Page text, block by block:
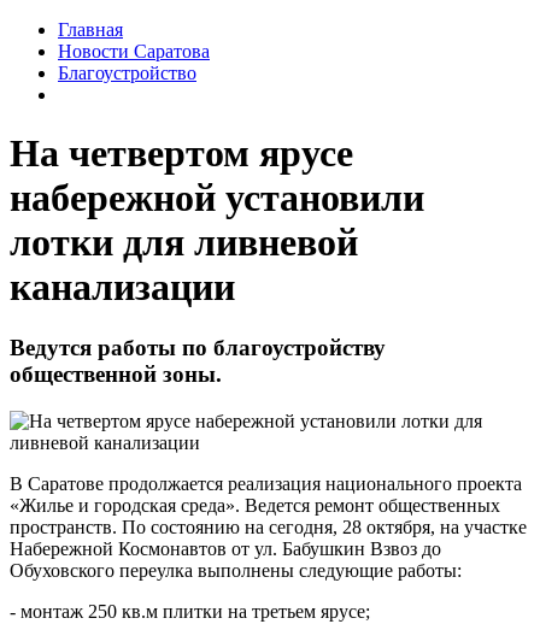
Главная
Новости Саратова
Благоустройство
На четвертом ярусе
набережной установили
лотки для ливневой
канализации
Ведутся работы по благоустройству
общественной зоны.
В Саратове продолжается реализация национального проекта
«Жилье и городская среда». Ведется ремонт общественных
пространств. По состоянию на сегодня, 28 октября, на участке
Набережной Космонавтов от ул. Бабушкин Взвоз до
Обуховского переулка выполнены следующие работы:
- монтаж 250 кв.м плитки на третьем ярусе;